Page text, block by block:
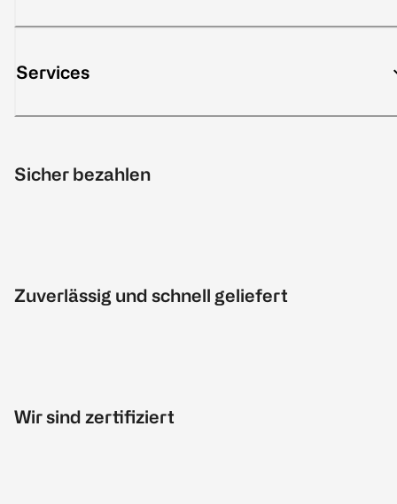
Services
Sicher bezahlen
Zuverlässig und schnell geliefert
Wir sind zertifiziert